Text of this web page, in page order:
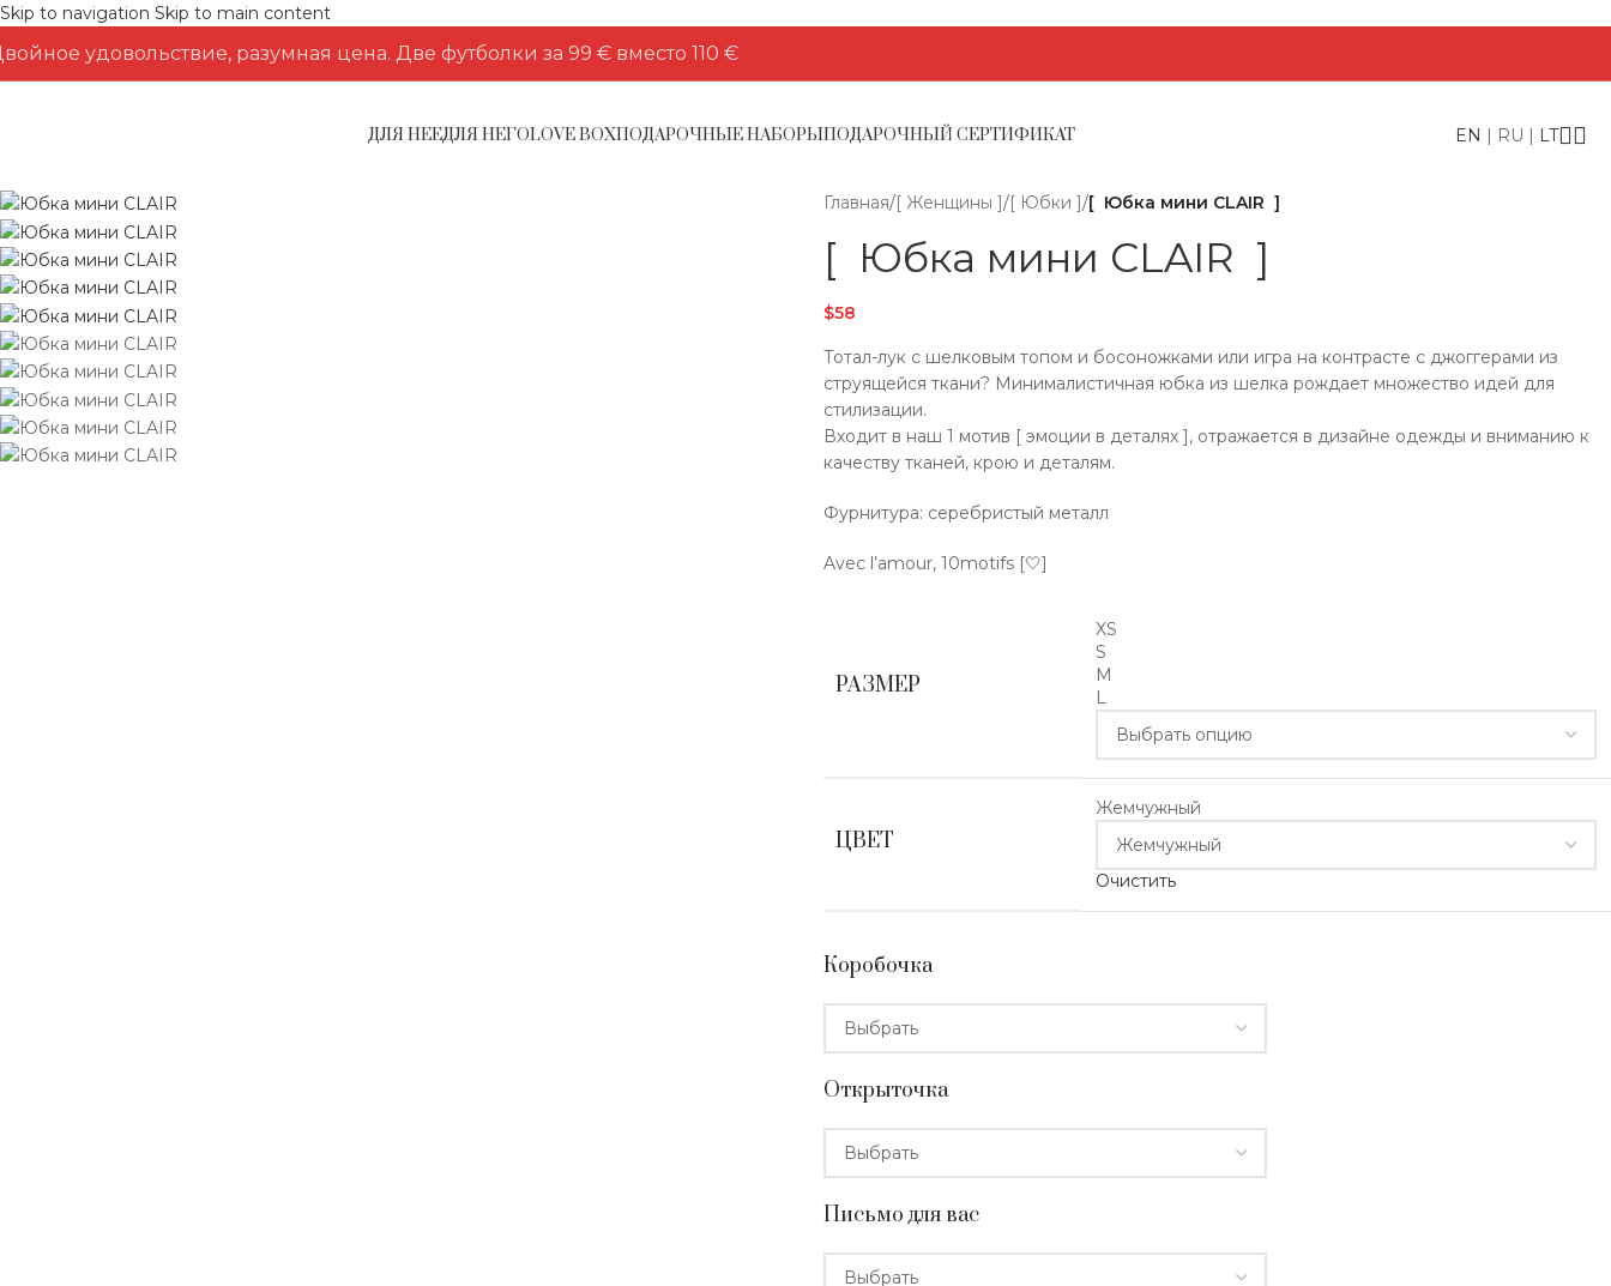
Skip to navigation Skip to main content
удовольствие, разумная цена. Две футболки за 99 € вместо 110 €
ДЛЯ НЕЕДЛЯ НЕГОLOVE BOXПОДАРОЧНЫЕ НАБОРЫПОДАРОЧНЫЙ СЕРТИФИКАТ EN | RU | LT
Главная/[ Женщины ]/[ Юбки ]/[ Юбка мини СLAIR ]
[ Юбка мини СLAIR ]
$58
Тотал-лук с шелковым топом и босоножками или игра на контрасте с джоггерами из
струящейся ткани? Минималистичная юбка из шелка рождает множество идей для
стилизации.
Входит в наш 1 мотив [ эмоции в деталях ], отражается в дизайне одежды и вниманию к
качеству тканей, крою и деталям.
Фурнитура: серебристый металл
Avec l’amour, 10motifs [🤍]
РАЗМЕР
XS
S
M
L
ЦВЕТ
Жемчужный
Очистить
Коробочка
Открыточка
Письмо для вас